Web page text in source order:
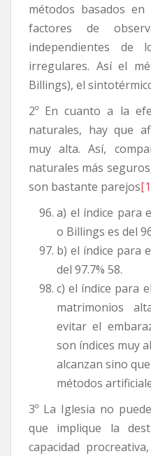
métodos basados
factores de
independientes de
irregulares. Así el
Billings), el
2º En cuanto a la
naturales, hay que
muy alta. Así,
naturales más
son bastante parejos
a) el índice para
o Billings es del
b) el índice para
del 97.7% 58.
c) el índice para
matrimonios
evitar el
son índices muy
alcanzan sino
métodos
3º La Iglesia no
que implique la
capacidad